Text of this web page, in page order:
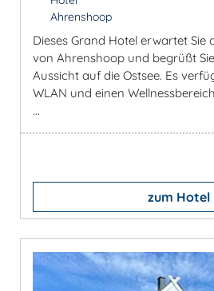
Ahrenshoop
Dieses Grand Hotel erwartet Sie
von Ahrenshoop und begrüßt
Aussicht auf die Ostsee. Es
WLAN und einen
...
zum Hotel